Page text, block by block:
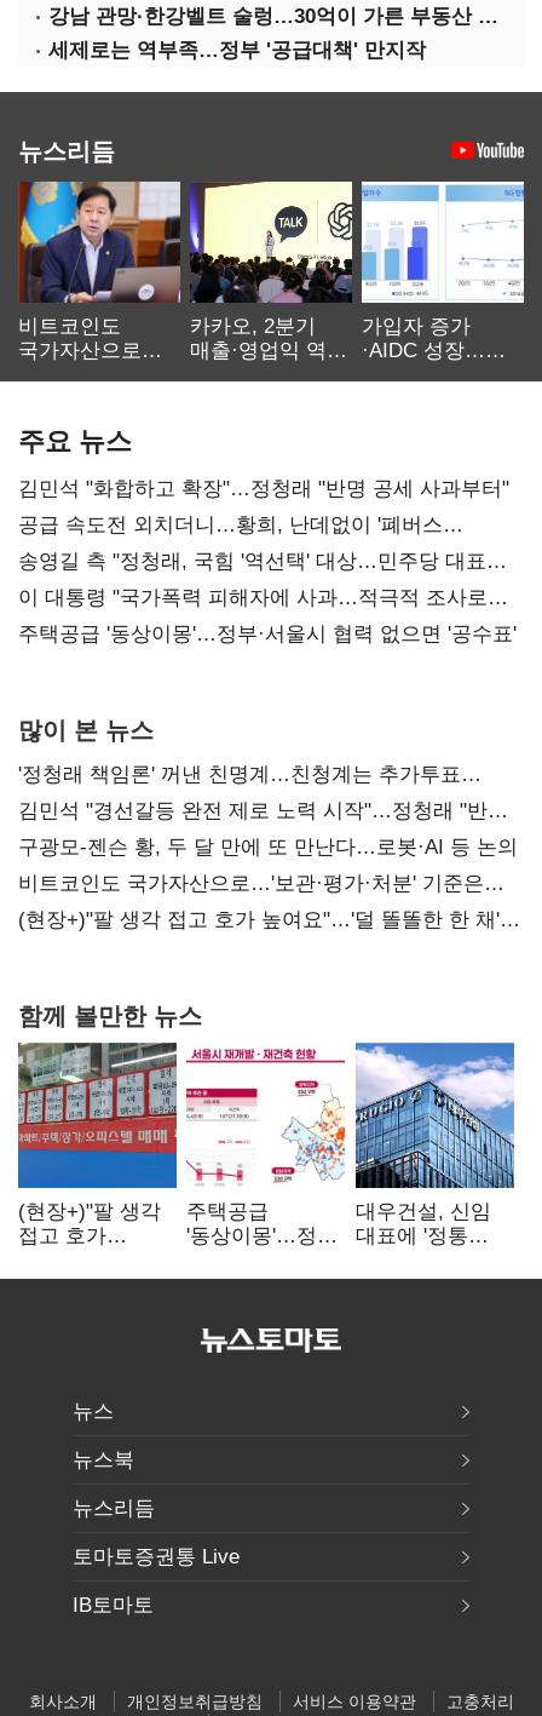
강남 관망·한강벨트 술렁…30억이 가른 부동산 민심
세제로는 역부족…정부 '공급대책' 만지작
뉴스리듬
비트코인도
국가자산으로…'
카카오, 2분기
매출·영업익 역대
가입자 증가
·AIDC 성장…
주요 뉴스
김민석 "화합하고 확장"…정청래 "반명 공세 사과부터"
공급 속도전 외치더니…황희, 난데없이 '폐버스
리모델링' 제안
송영길 측 "정청래, 국힘 '역선택' 대상…민주당 대표로
총선 지휘 못해"
이 대통령 "국가폭력 피해자에 사과…적극적 조사로
진실 밝혀야"
주택공급 '동상이몽'…정부·서울시 협력 없으면 '공수표'
많이 본 뉴스
'정청래 책임론' 꺼낸 친명계…친청계는 추가투표
때리기
김민석 "경선갈등 완전 제로 노력 시작"…정청래 "반명
공세 사과부터"
구광모-젠슨 황, 두 달 만에 또 만난다…로봇·AI 등 논의
비트코인도 국가자산으로…'보관·평가·처분' 기준은
숙제
(현장+)"팔 생각 접고 호가 높여요"…'덜 똘똘한 한 채'
함께 볼만한 뉴스
(현장+)"팔 생각
접고 호가
똘똘한 한 채'
주택공급
'동상이몽'…정부
없으면 '공수표'
대우건설, 신임
대표에 '정통
부사장 내정
뉴스
뉴스북
뉴스리듬
토마토증권통 Live
IB토마토
회사소개 개인정보취급방침 서비스 이용약관
고충처리